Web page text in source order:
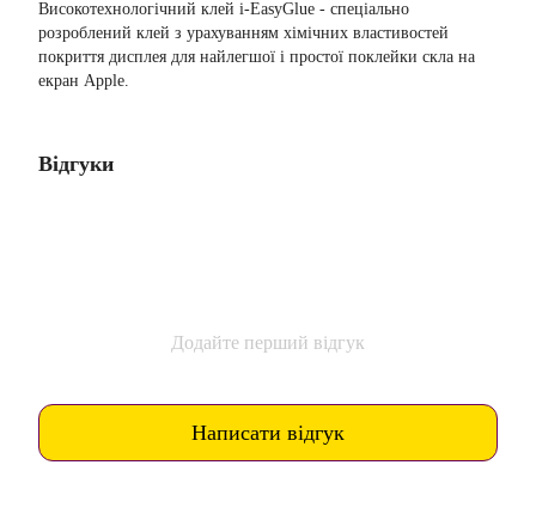
Високотехнологічний клей i-EasyGlue - спеціально
розроблений клей з урахуванням хімічних властивостей
покриття дисплея для найлегшої і простої поклейки скла на
екран Apple.
Відгуки
Додайте перший відгук
Написати відгук